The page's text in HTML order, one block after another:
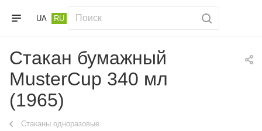
UA RU
Стакан бумажный
MusterCup 340 мл
(1965)
Стаканы одноразовые